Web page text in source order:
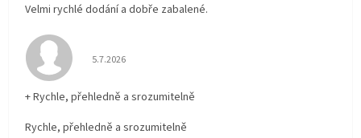
Velmi rychlé dodání a dobře zabalené.
Hodnocení obchodu je 5 z 5 hvězdiček.
5.7.2026
+ Rychle, přehledně a srozumitelně
Rychle, přehledně a srozumitelně